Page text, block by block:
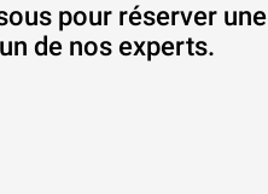
pour réserver une
de nos experts.